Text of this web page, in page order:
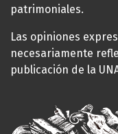
patrimoniales.
Las opiniones
necesariamente
publicación de la